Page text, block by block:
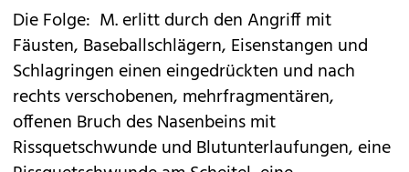
Die Folge: M. erlitt durch den Angriff mit
Fäusten, Baseballschlägern, Eisenstangen und
Schlagringen einen eingedrückten und nach
rechts verschobenen, mehrfragmentären,
offenen Bruch des Nasenbeins mit
Rissquetschwunde und Blutunterlaufungen, eine